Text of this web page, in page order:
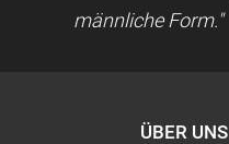
männliche Form."
ÜBER UNS